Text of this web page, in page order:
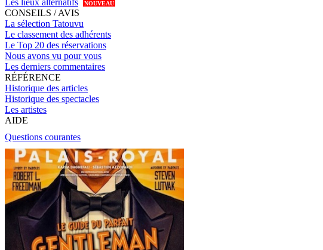
Les lieux alternatifs
NOUVEAU
CONSEILS / AVIS
La sélection Tatouvu
Le classement des adhérents
Le Top 20 des réservations
Nous avons vu pour vous
Les derniers commentaires
RÉFÉRENCE
Historique des articles
Historique des spectacles
Les artistes
AIDE
Questions courantes